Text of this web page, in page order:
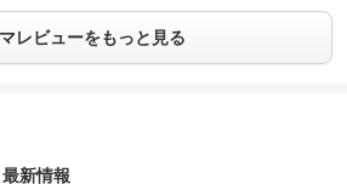
レビューをもっと見る
新情報